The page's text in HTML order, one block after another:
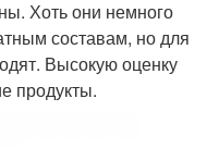
Хоть они немного
составам, но для
Высокую оценку
продукты.